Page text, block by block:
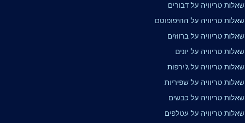
שאלות טריוויה על דבורים
שאלות טריוויה על ההיפופוטם
שאלות טריוויה על ברווזים
שאלות טריוויה על יונים
שאלות טריוויה על ג'ירפות
שאלות טריוויה על שפיריות
שאלות טריוויה על כבשים
שאלות טריוויה על עטלפים